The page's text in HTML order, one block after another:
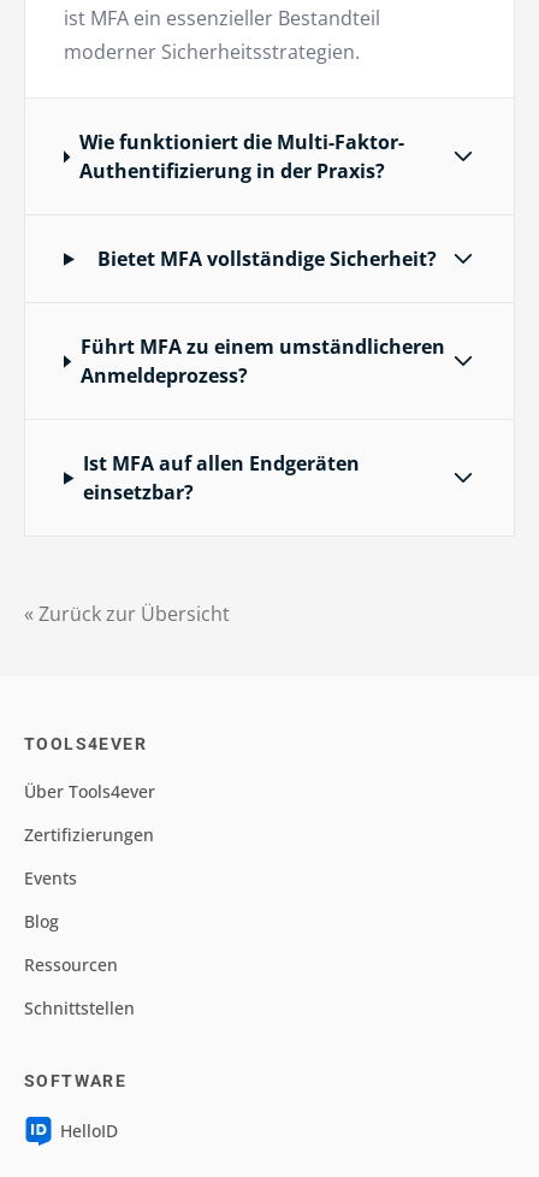
« Zurück zur Übersicht
ist MFA ein essenzieller Bestandteil
moderner Sicherheitsstrategien.
Wie funktioniert die Multi-Faktor-
Authentifizierung in der Praxis?
Bietet MFA vollständige Sicherheit?
Führt MFA zu einem umständlicheren
Anmeldeprozess?
Ist MFA auf allen Endgeräten
einsetzbar?
TOOLS4EVER
Über Tools4ever
Zertifizierungen
Events
Blog
Ressourcen
Schnittstellen
SOFTWARE
HelloID